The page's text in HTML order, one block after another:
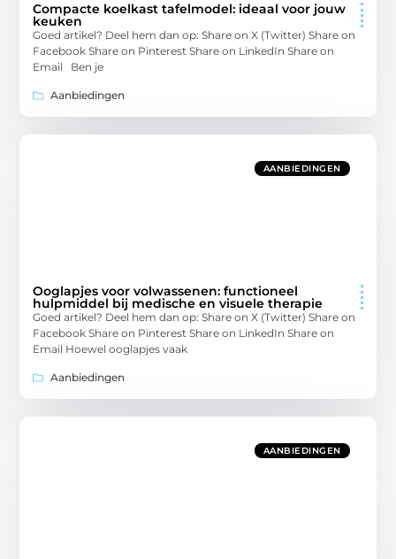
Compacte koelkast tafelmodel: ideaal voor jouw
keuken
Goed artikel? Deel hem dan op: Share on X (Twitter) Share on
Facebook Share on Pinterest Share on LinkedIn Share on
Email Ben je
Aanbiedingen
AANBIEDINGEN
Ooglapjes voor volwassenen: functioneel
hulpmiddel bij medische en visuele therapie
Goed artikel? Deel hem dan op: Share on X (Twitter) Share on
Facebook Share on Pinterest Share on LinkedIn Share on
Email Hoewel ooglapjes vaak
Aanbiedingen
AANBIEDINGEN